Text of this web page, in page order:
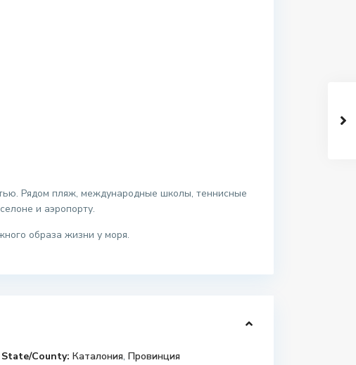
Рядом пляж, международные школы, теннисные
и аэропорту.
образа жизни у моря.
State/County: Каталония, Провинция